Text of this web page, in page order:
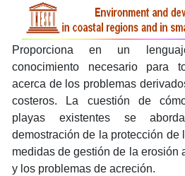
Proporciona en un
conocimiento necesario para
acerca de los problemas
costeros. La cuestión de
playas existentes se
demostración de la protección de
medidas de gestión de la erosión
y los problemas de acreción.